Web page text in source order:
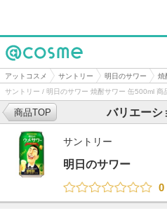
@cosme
アットコスメ サントリー 明日のサワー
焼
サントリー / 明日のサワー 焼酎サワー 缶500ml 商
バリエーシ
商品TOP
サントリー
明日のサワー
0